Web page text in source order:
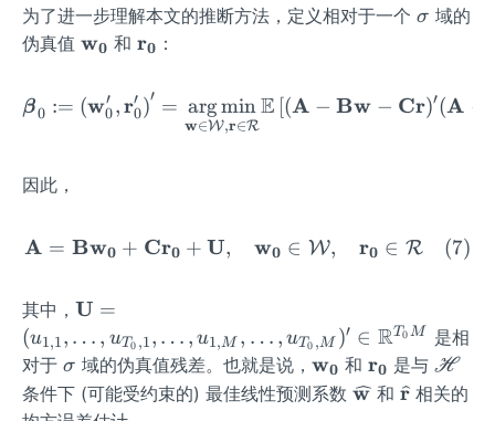
l
{W}
cal
{R}
为了进一步理解本文的推断方法，定义相对于一个 \s
a
σ 域的
伪真值 \m
hb
f
w0 和\m
hb
f{r
r0 ：
β0 := (w0
′ ,r0
′ )′ =
w∈W,r∈R
argminE [(A − Bw − Cr)′(A −
因此，
A = Bw0 + Cr0 + U, w0 ∈ W, r0 ∈ R (7)
其中， \mat
{U}
=(u_
{1,
U =
(u1,1, … , uT0 ,1, … , u1,M , … , uT0 ,M )′ ∈ RT0M
是相
对于 \s
ig
m
σ 域的伪真值残差。也就是说， \m
at
w0 和 \m
at
r0 是与 \m
ath
H
条件下 (可能受约束的) 最佳线性预测系数 \wid
w 和 \wi
r 相关的